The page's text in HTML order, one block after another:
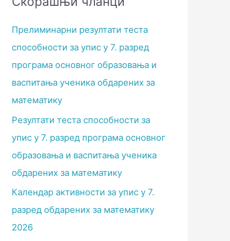
Прелиминарни резултати теста
способности за упис у 7. разред
програма основног образовања и
васпитања ученика обдарених за
математику
Резултати теста способности за
упис у 7. разред програма основног
образовања и васпитања ученика
обдарених за математику
Календар активности за упис у 7.
разред обдарених за математику
2026